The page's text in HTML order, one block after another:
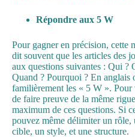
Répondre aux 5 W
Pour gagner en précision, cette
dit souvent que les articles des
aux questions suivantes : Qui ?
Quand ? Pourquoi ? En anglais
familièrement les « 5 W ». Pour
de faire preuve de la même
maximum de ces questions. Si
pouvez même délimiter un
cible, un style, et une structure.